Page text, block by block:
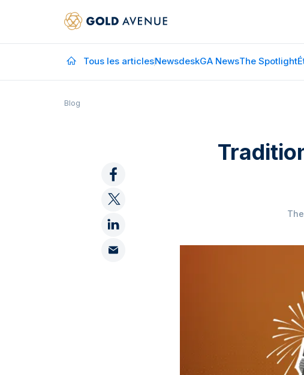
Tous les articlesNewsdeskGA NewsThe Spotlight
Blog